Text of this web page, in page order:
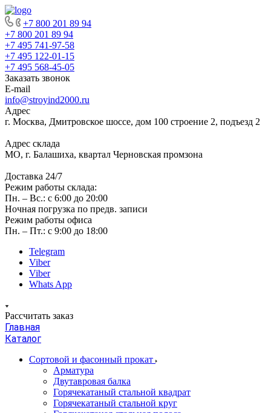
+7 800 201 89 94
+7 800 201 89 94
+7 495 741-97-58
+7 495 122-01-15
+7 495 568-45-05
Заказать звонок
E-mail
info@stroyind2000.ru
Адрес
г. Москва, Дмитровское шоссе, дом 100 строение 2, подъезд 2
Адрес склада
МО, г. Балашиха, квартал Черновская промзона
Доставка 24/7
Режим работы склада:
Пн. – Вс.: с 6:00 до 20:00
Ночная погрузка по предв. записи
Режим работы офиса
Пн. – Пт.: с 9:00 до 18:00
Telegram
Viber
Viber
Whats App
Рассчитать заказ
Главная
Каталог
Сортовой и фасонный прокат
Арматура
Двутавровая балка
Горячекатаный стальной квадрат
Горячекатаный стальной круг